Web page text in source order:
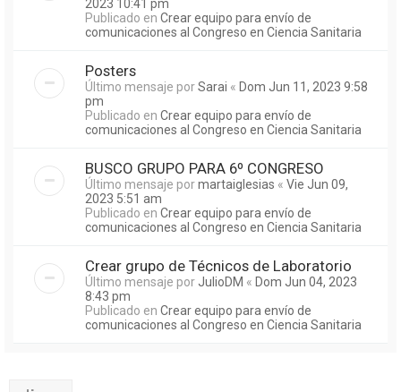
2023 10:41 pm
Publicado en Crear equipo para envío de
comunicaciones al Congreso en Ciencia Sanitaria
Posters
Último mensaje porSarai « Dom Jun 11, 2023 9:58
pm
Publicado en Crear equipo para envío de
comunicaciones al Congreso en Ciencia Sanitaria
BUSCO GRUPO PARA 6º CONGRESO
Último mensaje pormartaiglesias « Vie Jun 09,
2023 5:51 am
Publicado en Crear equipo para envío de
comunicaciones al Congreso en Ciencia Sanitaria
Crear grupo de Técnicos de Laboratorio
Último mensaje por JulioDM « Dom Jun 04, 2023
8:43 pm
Publicado en Crear equipo para envío de
comunicaciones al Congreso en Ciencia Sanitaria